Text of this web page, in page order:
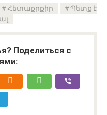
Հետաքրքիր
Պետք է
Поделиться с